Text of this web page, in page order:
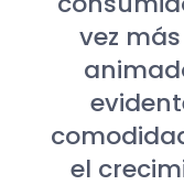
vez
el